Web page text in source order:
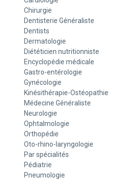
Chirurgie
Dentisterie Généraliste
Dentists
Dermatologie
Diététicien nutritionniste
Encyclopédie médicale
Gastro-entérologie
Gynécologie
Kinésithérapie-Ostéopathie
Médecine Généraliste
Neurologie
Ophtalmologie
Orthopédie
Oto-rhino-laryngologie
Par spécialités
Pédiatrie
Pneumologie